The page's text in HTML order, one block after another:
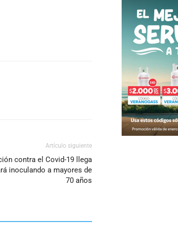
Artículo siguiente
contra el Covid-19 llega
inoculando a mayores de
70 años